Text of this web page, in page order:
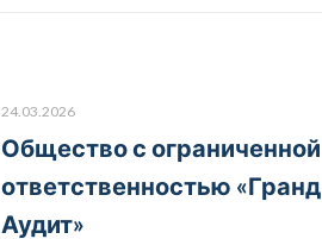
24.03.2026
Общество с ограниченной
ответственностью «Гранд
Аудит»